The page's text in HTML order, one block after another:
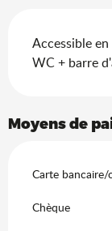
Accessible
WC + barre
Moyens de
Carte bancaire/
Chèque